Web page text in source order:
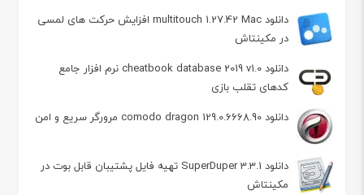
دانلود multitouch 1.27.42 Mac افزایش حرکت های لمسی
در مکینتاش
دانلود cheatbook database 2019 v1.0 نرم افزار جامع
کدهای تقلب بازی
دانلود comodo dragon 129.0.6668.90 مرورگر سریع و امن
دانلود SuperDuper 3.3.1 تهیه فایل پشتیبان قابل بوت در
مکینتاش